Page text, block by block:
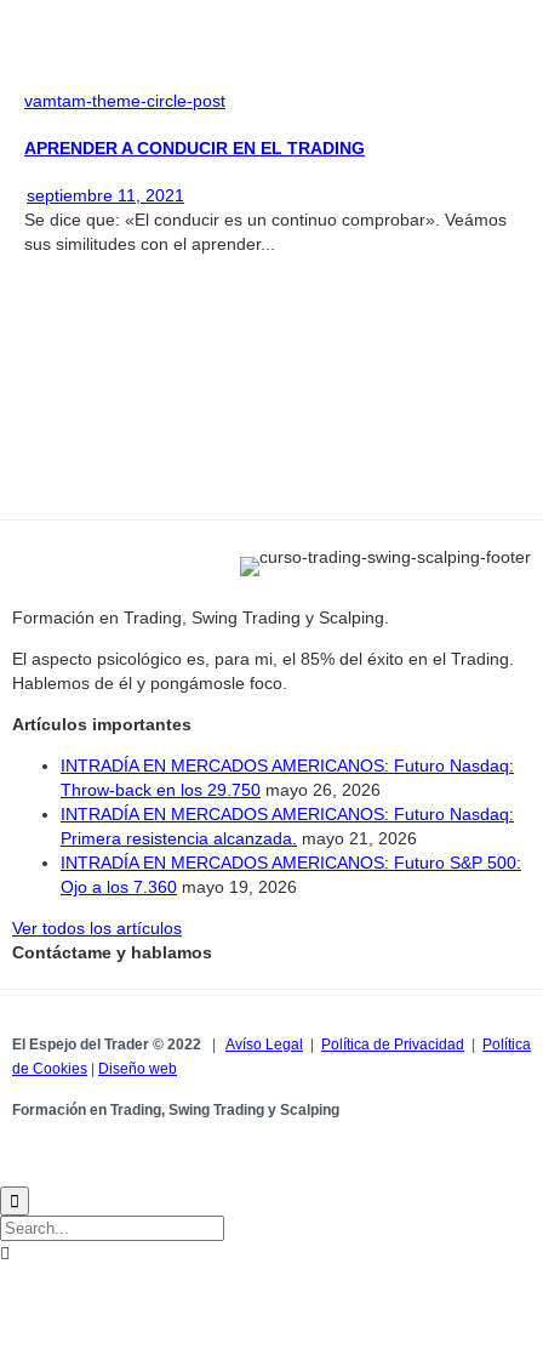
vamtam-theme-circle-post
APRENDER A CONDUCIR EN EL TRADING
septiembre 11, 2021
Se dice que: «El conducir es un continuo comprobar». Veámos
sus similitudes con el aprender...
Formación en Trading, Swing Trading y Scalping.
El aspecto psicológico es, para mi, el 85% del éxito en el Trading.
Hablemos de él y pongámosle foco.
Artículos importantes
INTRADÍA EN MERCADOS AMERICANOS: Futuro Nasdaq:
Throw-back en los 29.750 mayo 26, 2026
INTRADÍA EN MERCADOS AMERICANOS: Futuro Nasdaq:
Primera resistencia alcanzada. mayo 21, 2026
INTRADÍA EN MERCADOS AMERICANOS: Futuro S&P 500:
Ojo a los 7.360 mayo 19, 2026
Ver todos los artículos
Contáctame y hablamos
El Espejo del Trader © 2022 Avíso Legal Política de Privacidad
Política
de Cookies
Diseño web
Formación en Trading, Swing Trading y Scalping

